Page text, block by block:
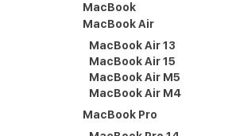
MacBook
MacBook Air
MacBook Air 13
MacBook Air 15
MacBook Air M5
MacBook Air M4
MacBook Pro